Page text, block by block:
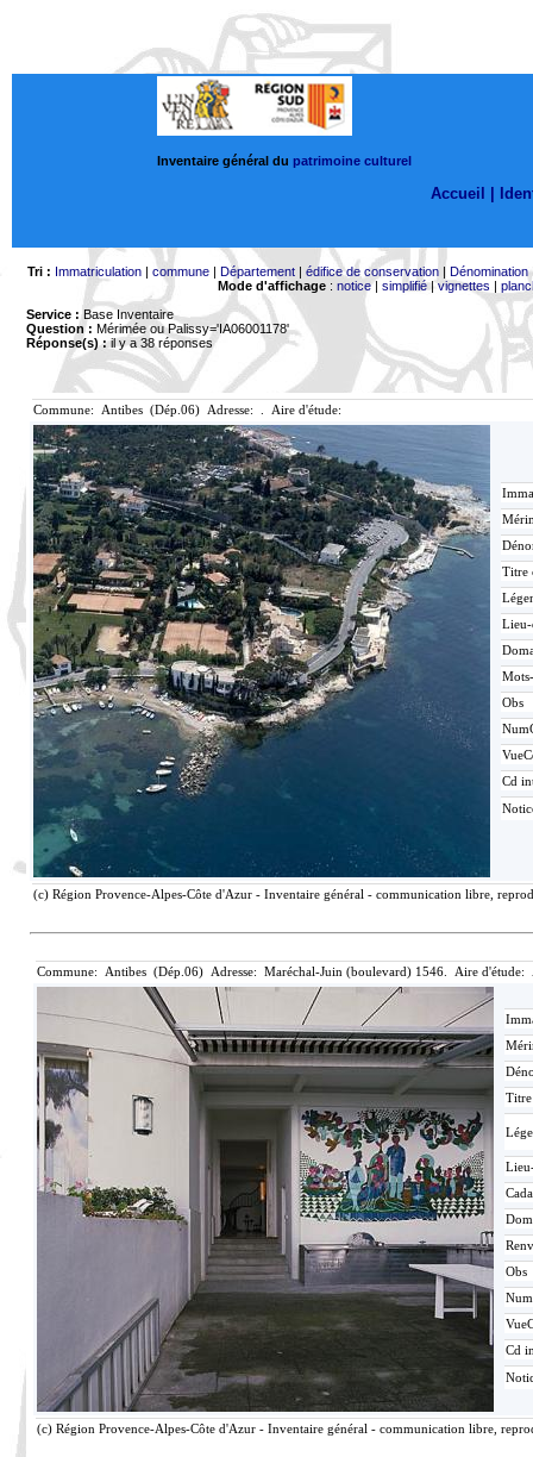
Inventaire général du patrimoine culturel
Accueil |
Tri : Immatriculation| commune| Département| édifice de conservation| Dénomination
Mode d'affichage: notice| simplifié|vignettes |
Service : Base Inventaire
Question : Mérimée ou Palissy='IA06001178'
Réponse(s) :il y a 38 réponses
Commune: Antibes (Dép.06) Adresse: . Aire d'étude:
Titre
Obs
Cd
(c) Région Provence-Alpes-Côte d'Azur - Inventaire général - communication libre,
Commune: Antibes (Dép.06) Adresse: Maréchal-Juin (boulevard) 1546. Aire d'étude:
Obs
Cd
(c) Région Provence-Alpes-Côte d'Azur - Inventaire général - communication libre,